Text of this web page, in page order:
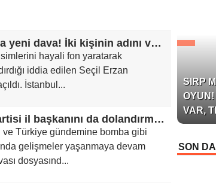
Seçil Erzan hakkında yeni dava! İki kişinin adını verdi
hayali fon yaratarak
iddia edilen Seçil Erzan
İstanbul...
Seçil Erzan Zafer Partisi il başkanını da dolandırmış: Gelecek parayla milletvekili adayı olacağım
ve Türkiye gündemine bomba gibi
gelişmeler yaşanmaya devam
dosyasınd...
SIRP
VAR,
SON